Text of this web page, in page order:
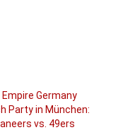
Empire Germany
Party in München:
vs. 49ers